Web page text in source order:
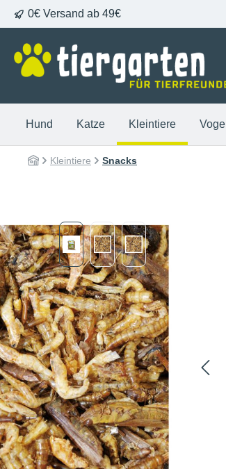
Zur Hauptnavigation springen
0€ Versand ab 49€
Hund Katze Kleintiere Vogel
Kleintiere Snacks